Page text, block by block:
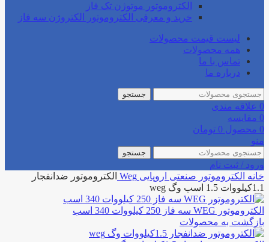
الکتروموتور موتوژن تک فاز
خرید و معرفی الکتروموتور الکتروژن سه فاز
لیست قیمت محصولات
همه محصولات
تماس با ما
درباره ما
جستجو
0 علاقه مندی
0 مقایسه
0 محصول 0 تومان
منو
جستجو
ورود / ثبت نام
خانه الکتروموتور صنعتی اروپایی Weg الکتروموتور ضدانفجار
1.1کیلووات 1.5 اسب وگ weg
الکتروموتور WEG سه فاز 250 کیلووات 340 اسب
بازگشت به محصولات